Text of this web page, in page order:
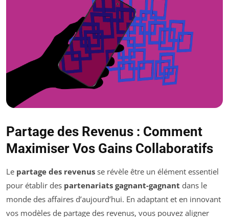
Partage des Revenus : Comment
Maximiser Vos Gains Collaboratifs
Le partage des revenus se révèle être un élément essentiel
pour établir des partenariats gagnant-gagnant dans le
monde des affaires d’aujourd’hui. En adaptant et en innovant
vos modèles de partage des revenus, vous pouvez aligner